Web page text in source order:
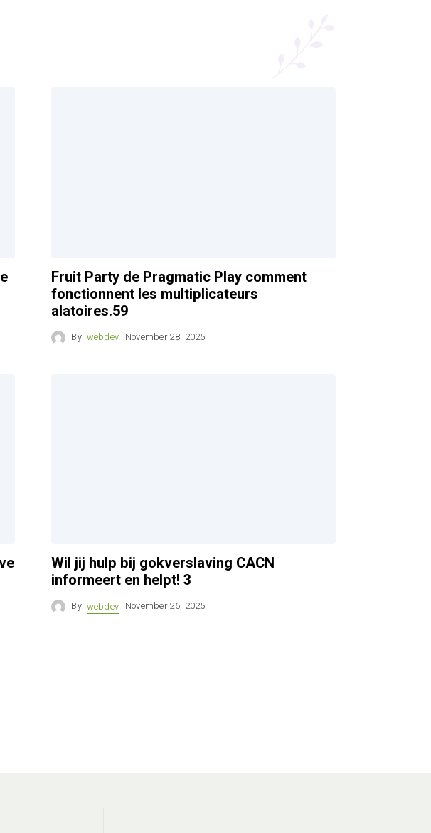
Fruit Party de Pragmatic Play comment
fonctionnent les multiplicateurs
alatoires.59
By: webdev November 28, 2025
Wil jij hulp bij gokverslaving CACN
informeert en helpt! 3
By: webdev November 26, 2025